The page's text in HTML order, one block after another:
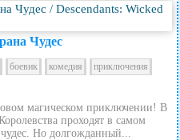
Чудес
боевик комедия
приключения
магическом приключении! В
проходят в самом
Но долгожданный...